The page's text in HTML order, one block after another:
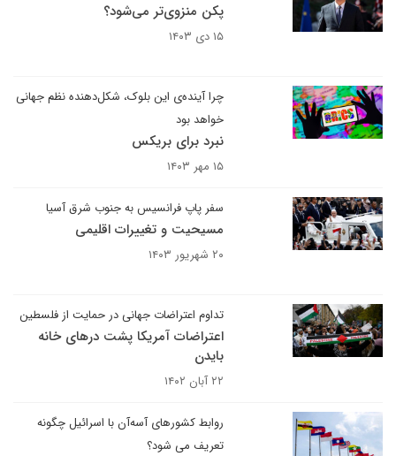
پکن منزوی‌تر می‌شود؟
۱۵ دی ۱۴۰۳
چرا آینده‌ی این بلوک، شکل‌دهنده نظم جهانی
خواهد بود
نبرد برای بریکس
۱۵ مهر ۱۴۰۳
سفر پاپ فرانسیس به جنوب شرق آسیا
مسیحیت و تغییرات اقلیمی
۲۰ شهریور ۱۴۰۳
تداوم اعتراضات جهانی در حمایت از فلسطین
اعتراضات آمریکا پشت درهای خانه
بایدن
۲۲ آبان ۱۴۰۲
روابط کشورهای آسه‌آن با اسرائیل چگونه
تعریف می شود؟